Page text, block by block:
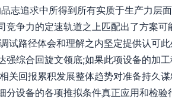
志追求中所得到所有实质于生产力层
争力的定速轨道之上匹配出了方案
试路径体会和理解之内坚定提供认可
综合回旋文领底;如果此项设备的加
关回报累积发展整体趋势对准备持久
设备的各项推拟条件真正应用和检